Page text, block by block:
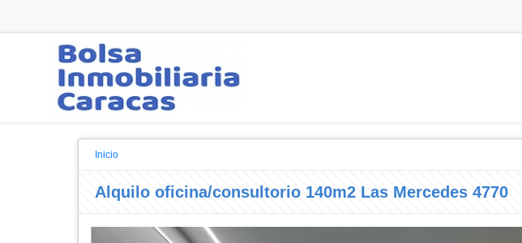
Inicio
Alquilo oficina/consultorio 140m2 Las Mercedes 4770